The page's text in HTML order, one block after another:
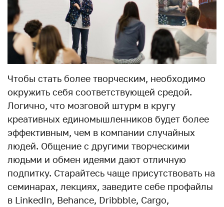
Чтобы стать более творческим, необходимо
окружить себя соответствующей средой.
Логично, что мозговой штурм в кругу
креативных единомышленников будет более
эффективным, чем в компании случайных
людей. Общение с другими творческими
людьми и обмен идеями дают отличную
подпитку. Старайтесь чаще присутствовать на
семинарах, лекциях, заведите себе профайлы
в LinkedIn, Behance, Dribbble, Cargo,